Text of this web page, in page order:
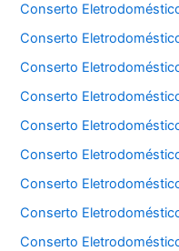
Conserto
Conserto
Conserto
Conserto
Conserto
Conserto
Conserto
Conserto
Conserto